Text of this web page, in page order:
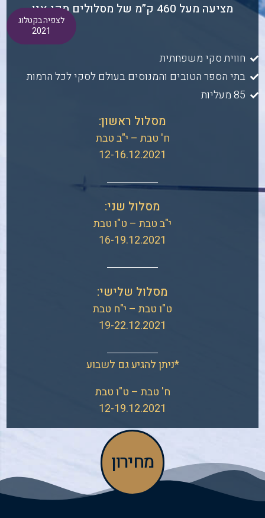
מציעה מעל 460 ק”מ של מסלולים סקי אין
לצפיה בקטלוג
2021
חווית סקי משפחתית
בתי הספר הטובים והמנוסים בעולם לסקי לכל הרמות
85 מעליות
מסלול ראשון:
ח' טבת – י"ב טבת
12-16.12.2021
מסלול שני:
י"ב טבת – ט"ו טבת
16-19.12.2021
מסלול שלישי:
ט"ו טבת – י"ח טבת
19-22.12.2021
*ניתן להגיע גם לשבוע
ח' טבת – ט"ו טבת
12-19.12.2021
מחירון